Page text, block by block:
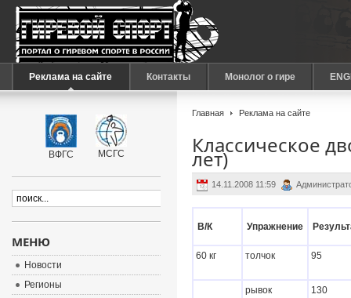
Реклама на сайте Контакты Монолог о гире
Главная Реклама на сайте
Классическое
лет)
14.11.2008 11:59
В/К Упражнение
60 кг толчок 95
рывок 130
ВФГС МСГС
МЕНЮ
Новости
Регионы